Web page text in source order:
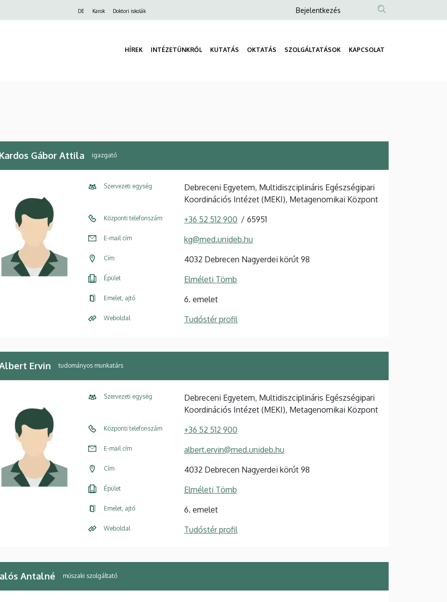
DE Karok Doktori iskolák
Anonim
menüje
Bejelentkezés
HÍREK INTÉZETÜNKRŐL KUTATÁS OKTATÁS SZOLGÁLTATÁSOK KAPCSOLAT
Gábor Attila igazgató
Szervezeti egység
Debreceni Egyetem, Multidiszciplináris Egészségipari
Koordinációs Intézet (MEKI), Metagenomikai Központ
Központi telefonszám +36 52 512 900 65951
E-mail cím kg@med.unideb.hu
Cím 4032 Debrecen Nagyerdei körút 98
Épület Elméleti Tömb
Emelet, ajtó 6. emelet
Weboldal Tudóstér profil
Ervin tudományos munkatárs
Szervezeti egység
Debreceni Egyetem, Multidiszciplináris Egészségipari
Koordinációs Intézet (MEKI), Metagenomikai Központ
Központi telefonszám +36 52 512 900
E-mail cím albert.ervin@med.unideb.hu
Cím 4032 Debrecen Nagyerdei körút 98
Épület Elméleti Tömb
Emelet, ajtó 6. emelet
Weboldal Tudóstér profil
Antalné műszaki szolgáltató